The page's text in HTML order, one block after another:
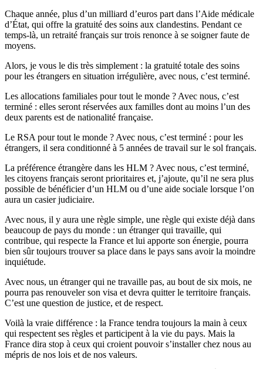
Chaque année, plus d’un milliard d’euros part dans l’Aide médicale
d’État, qui offre la gratuité des soins aux clandestins. Pendant ce
temps-là, un retraité français sur trois renonce à se soigner faute de
moyens.
Alors, je vous le dis très simplement : la gratuité totale des soins
pour les étrangers en situation irrégulière, avec nous, c’est terminé.
Les allocations familiales pour tout le monde ? Avec nous, c’est
terminé : elles seront réservées aux familles dont au moins l’un des
deux parents est de nationalité française.
Le RSA pour tout le monde ? Avec nous, c’est terminé : pour les
étrangers, il sera conditionné à 5 années de travail sur le sol français.
La préférence étrangère dans les HLM ? Avec nous, c’est terminé,
les citoyens français seront prioritaires et, j’ajoute, qu’il ne sera plus
possible de bénéficier d’un HLM ou d’une aide sociale lorsque l’on
aura un casier judiciaire.
Avec nous, il y aura une règle simple, une règle qui existe déjà dans
beaucoup de pays du monde : un étranger qui travaille, qui
contribue, qui respecte la France et lui apporte son énergie, pourra
bien sûr toujours trouver sa place dans le pays sans avoir la moindre
inquiétude.
Avec nous, un étranger qui ne travaille pas, au bout de six mois, ne
pourra pas renouveler son visa et devra quitter le territoire français.
C’est une question de justice, et de respect.
Voilà la vraie différence : la France tendra toujours la main à ceux
qui respectent ses règles et participent à la vie du pays. Mais la
France dira stop à ceux qui croient pouvoir s’installer chez nous au
mépris de nos lois et de nos valeurs.